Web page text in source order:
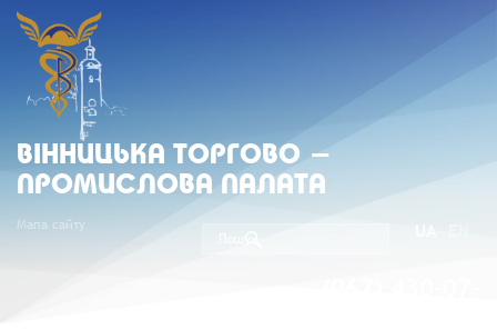
ВIННИЦЬКА ТОРГОВО -
ПРОМИСЛОВА ПАЛАТА
Мапа сайту